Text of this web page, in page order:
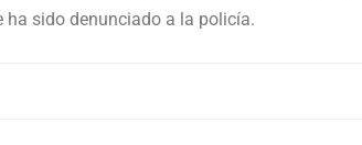
sido denunciado a la policía.